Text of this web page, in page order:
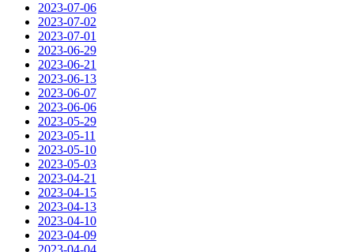
2023-07-06
2023-07-02
2023-07-01
2023-06-29
2023-06-21
2023-06-13
2023-06-07
2023-06-06
2023-05-29
2023-05-11
2023-05-10
2023-05-03
2023-04-21
2023-04-15
2023-04-13
2023-04-10
2023-04-09